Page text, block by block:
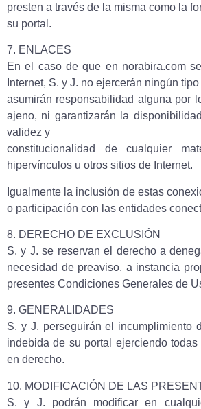
presten a través de la misma como la
su portal.
7. ENLACES
En el caso de que en norabira.com
Internet, S. y J. no ejercerán ningún
asumirán responsabilidad alguna por
ajeno, ni garantizarán la
validez y
constitucionalidad de cualquier
hipervínculos u otros sitios de Internet.
Igualmente la inclusión de estas
o participación con las entidades
8. DERECHO DE EXCLUSIÓN
S. y J. se reservan el derecho a
necesidad de preaviso, a instancia
presentes Condiciones Generales de
9. GENERALIDADES
S. y J. perseguirán el incumplimiento
indebida de su portal ejerciendo
en derecho.
10. MODIFICACIÓN DE LAS
S. y J. podrán modificar en